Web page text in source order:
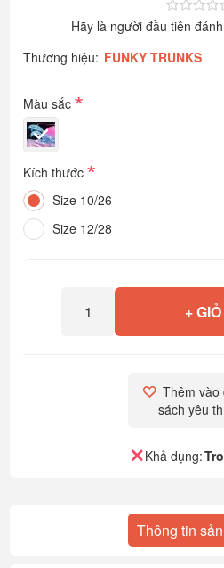
Hãy là người đầu tiên
Thương hiệu: FUNKY TRUNKS
Màu sắc*
Kích thước*
Size 10/26
Size 12/28
+
Thêm vào
sách yêu
Khả dụng:
Thông tin